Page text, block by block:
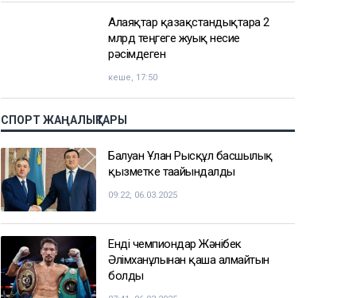
Алаяқтар қазақстандықтарға 2
млрд теңгеге жуық несие
рәсімдеген
кеше, 17:50
СПОРТ ЖАҢАЛЫҚТАРЫ
Балуан Ұлан Рысқұл басшылық
қызметке тағайындалды
09:22, 06.03.2025
Енді чемпиондар Жәнібек
Әлімханұлынан қаша алмайтын
болды